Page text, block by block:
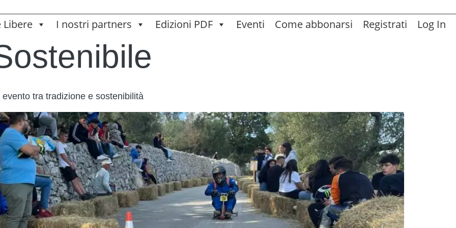
Libere I nostri partners Edizioni PDF Eventi Come abbonarsi Registrati Log In
tra tradizione e sostenibilità